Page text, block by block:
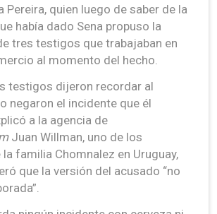
quien luego de saber de la
había dado Sena propuso la
tres testigos que trabajaban en
al momento del hecho.
testigos dijeron recordar al
negaron el incidente que él
a la agencia de
Juan Willman, uno de los
familia Chomnalez en Uruguay,
que la versión del acusado “no